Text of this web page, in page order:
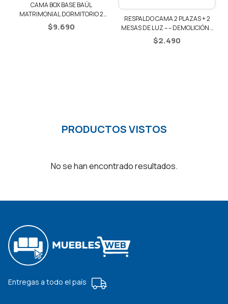
CAMA BOX BASE BAÚL
MATRIMONIAL DORMITORIO 2
PLAZAS
$9.690
RESPALDO CAMA 2 PLAZAS + 2
MESAS DE LUZ – – DEMOLICIÓN /
NEGRO
$2.490
PRODUCTOS VISTOS
No se han encontrado resultados.
Entregas a todo el país